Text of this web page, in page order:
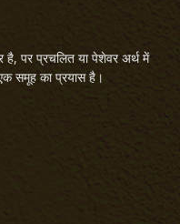
पर प्रचलित या पेशेवर अर्थ में
समूह का प्रयास है।